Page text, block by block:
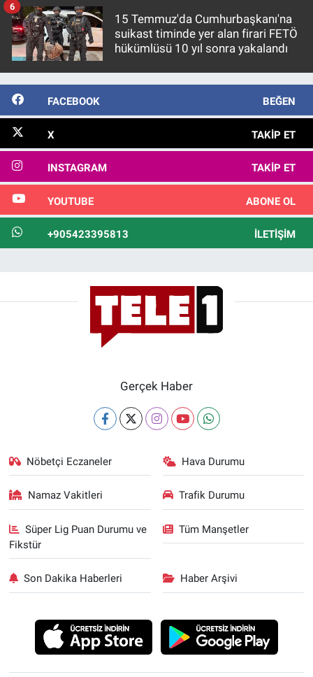
15 Temmuz'da Cumhurbaşkanı'na
suikast timinde yer alan firari FETÖ
hükümlüsü 10 yıl sonra yakalandı
6
FACEBOOK BEĞEN
X TAKIP ET
INSTAGRAM TAKIP ET
YOUTUBE ABONE OL
+905423395813 İLETIŞIM
Gerçek Haber
Nöbetçi Eczaneler Hava Durumu
Namaz Vakitleri Trafik Durumu
Süper Lig Puan Durumu ve
Fikstür
Tüm Manşetler
Son Dakika Haberleri Haber Arşivi